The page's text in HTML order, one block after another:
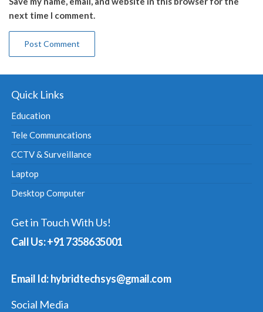
next time I comment.
Quick Links
Education
Tele Communcations
CCTV & Surveillance
Laptop
Desktop Computer
Get in Touch With Us!
Call Us: +91 7358635001
Email Id: hybridtechsys@gmail.com
Social Media